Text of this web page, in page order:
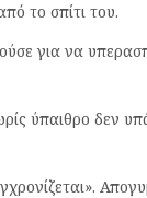
το σπίτι του.
για να
ύπαιθρο δεν